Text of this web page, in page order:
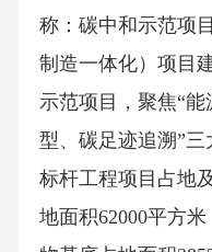
称：碳中和示范项
制造一体化）项目
示范项目，聚焦“
型、碳足迹追溯”
标杆工程项目占地
地面积62000平方